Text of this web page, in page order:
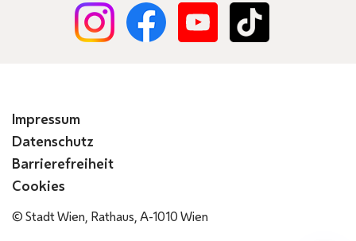
Impressum
Datenschutz
Barrierefreiheit
Cookies
© Stadt Wien, Rathaus, A-1010 Wien